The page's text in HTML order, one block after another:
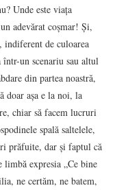
Unde este viața
adevărat coșmar! Și,
indiferent de culoarea
un scenariu sau altul
din partea noastră,
doar așa e la noi, la
chiar să facem lucruri
spală saltelele,
prăfuite, dar și faptul că
limbă expresia „Ce bine
ne certăm, ne batem,